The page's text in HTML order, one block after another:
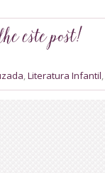
Literatura Infantil